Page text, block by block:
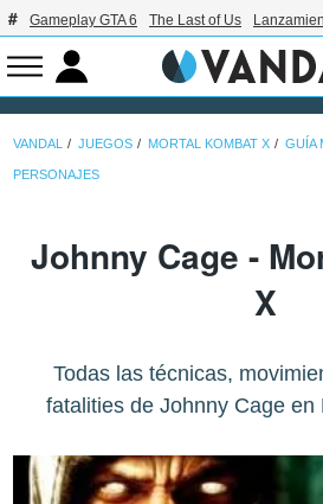
Gameplay GTA 6 The Last of Us
VANDAL JUEGOS MORTAL KOMBAT X GUÍA
PERSONAJES
Johnny Cage -
X
Todas las técnicas,
fatalities de Johnny Cage en